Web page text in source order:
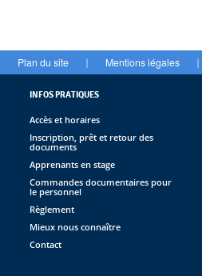
Plan du site | Mentions légales |
INFOS PRATIQUES
Accès et horaires
Inscription, prêt et retour des
documents
Apprenants en stage
Commandes documentaires pour
le personnel
Règlement
Mieux nous connaître
Contact